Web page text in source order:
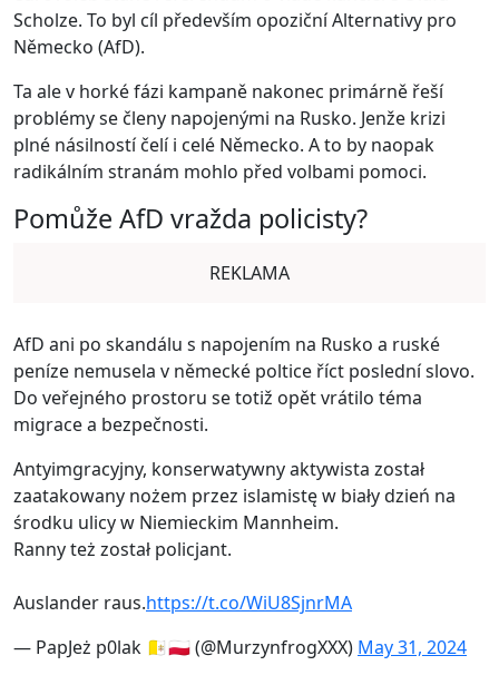
Scholze. To byl cíl především opoziční Alternativy pro
Německo (AfD).
Ta ale v horké fázi kampaně nakonec primárně řeší
problémy se členy napojenými na Rusko. Jenže krizi
plné násilností čelí i celé Německo. A to by naopak
radikálním stranám mohlo před volbami pomoci.
Pomůže AfD vražda policisty?
REKLAMA
AfD ani po skandálu s napojením na Rusko a ruské
peníze nemusela v německé poltice říct poslední slovo.
Do veřejného prostoru se totiž opět vrátilo téma
migrace a bezpečnosti.
Antyimgracyjny, konserwatywny aktywista został
zaatakowany nożem przez islamistę w biały dzień na
środku ulicy w Niemieckim Mannheim.
Ranny też został policjant.
Auslander raus.https://t.co/WiU8SjnrMA
— PapJeż p0lak 🇻🇦🇵🇱 (@MurzynfrogXXX) May 31, 2024